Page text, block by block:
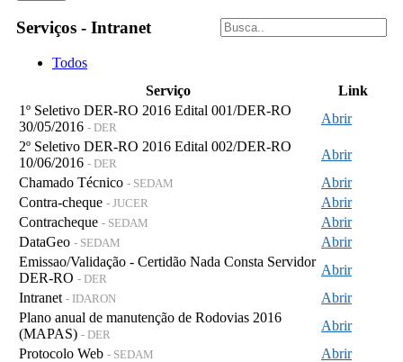
Serviços - Intranet
Todos
Serviço
Link
1º Seletivo DER-RO 2016 Edital 001/DER-RO
30/05/2016 - DER
Abrir
2º Seletivo DER-RO 2016 Edital 002/DER-RO
10/06/2016 - DER
Abrir
Chamado Técnico - SEDAM
Abrir
Contra-cheque - JUCER
Abrir
Contracheque - SEDAM
Abrir
DataGeo - SEDAM
Abrir
Emissao/Validação - Certidão Nada Consta Servidor
DER-RO - DER
Abrir
Intranet - IDARON
Abrir
Plano anual de manutenção de Rodovias 2016
(MAPAS) - DER
Abrir
Protocolo Web - SEDAM
Abrir